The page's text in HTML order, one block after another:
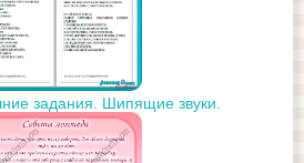
задания. Шипящие звуки.